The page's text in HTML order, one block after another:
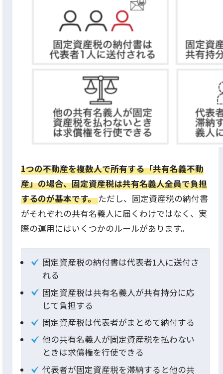
1つの不動産を複数人で所有する「共有名義不動
産」の場合、固定資産税は共有名義人全員で負担
するのが基本です。ただし、固定資産税の納付書
がそれぞれの共有名義人に届くわけではなく、実
際の運用にはいくつかのルールがあります。
固定資産税の納付書は代表者1人に送付さ
れる
固定資産税は共有名義人が共有持分に応
じて負担する
固定資産税は代表者がまとめて納付する
他の共有名義人が固定資産税を払わない
ときは求償権を行使できる
代表者が固定資産税を滞納すると他の共